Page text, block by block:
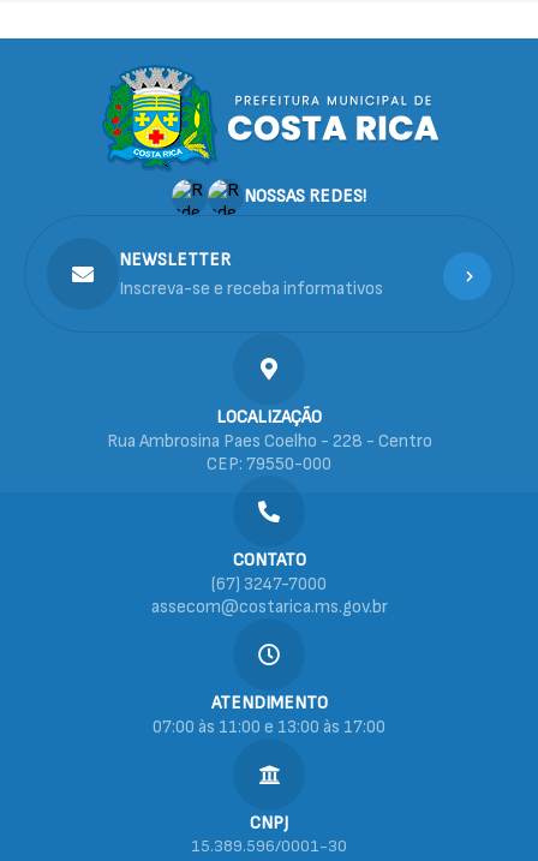
NOSSAS REDES!
LOCALIZAÇÃO
Rua Ambrosina Paes Coelho - 228 - Centro
CEP: 79550-000
CONTATO
(67) 3247-7000
assecom@costarica.ms.gov.br
ATENDIMENTO
07:00 às 11:00 e 13:00 às 17:00
CNPJ
15.389.596/0001-30
NEWSLETTER
Inscreva-se e receba informativos